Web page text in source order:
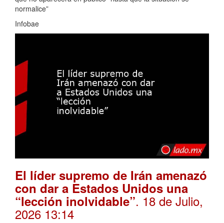
normalice”
Infobae
El líder supremo de Irán amenazó
con dar a Estados Unidos una
“lección inolvidable”. 18 de Julio,
2026 13:14